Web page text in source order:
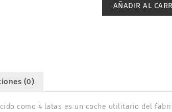
AÑADIR AL
(0)
como 4 latas es un coche utilitario del